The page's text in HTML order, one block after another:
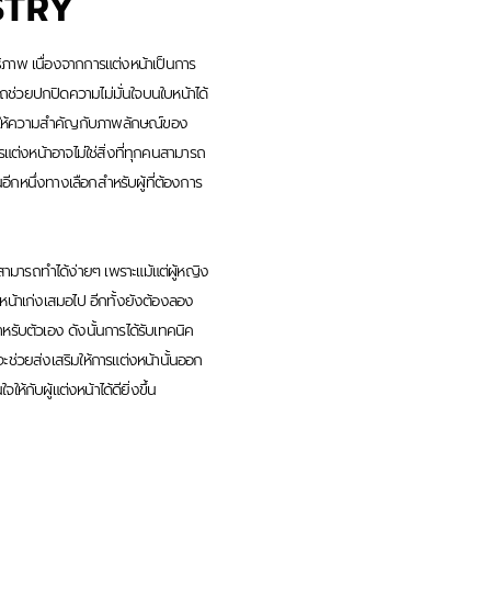
พ เนื่องจากการแต่งหน้าเป็นการ
ช่วยปกปิดความไม่มั่นใจบนใบหน้าได้
ให้ความสำคัญกับภาพลักษณ์ของ
ต่งหน้าอาจไม่ใช่สิ่งที่ทุกคนสามารถ
กหนึ่งทางเลือกสำหรับผู้ที่ต้องการ
ามารถทำได้ง่ายๆ เพราะแม้แต่ผู้หญิง
น้าเก่งเสมอไป อีกทั้งยังต้องลอง
รับตัวเอง ดังนั้นการได้รับเทคนิค
ช่วยส่งเสริมให้การแต่งหน้านั้นออก
ให้กับผู้แต่งหน้าได้ดียิ่งขึ้น